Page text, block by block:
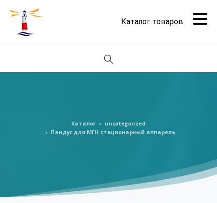
Поиск
Каталог
uncategorized
Пандус для МГН стационарный аппарель